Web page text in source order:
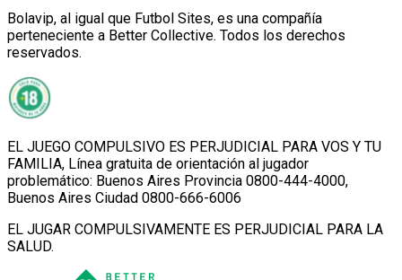
Bolavip, al igual que Futbol Sites, es una compañía
perteneciente a Better Collective. Todos los derechos
reservados.
EL JUEGO COMPULSIVO ES PERJUDICIAL PARA VOS Y TU
FAMILIA, Línea gratuita de orientación al jugador
problemático: Buenos Aires Provincia 0800-444-4000,
Buenos Aires Ciudad 0800-666-6006
EL JUGAR COMPULSIVAMENTE ES PERJUDICIAL PARA LA
SALUD.